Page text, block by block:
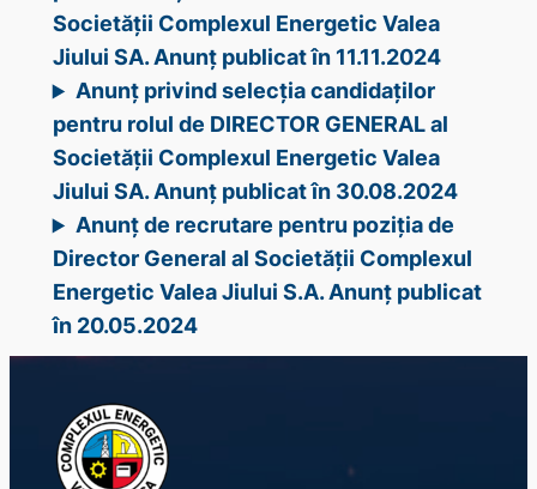
Societății Complexul Energetic Valea
Jiului SA. Anunț publicat în 11.11.2024
Anunț privind selecția candidaților
pentru rolul de DIRECTOR GENERAL al
Societății Complexul Energetic Valea
Jiului SA. Anunț publicat în 30.08.2024
Anunț de recrutare pentru poziția de
Director General al Societății Complexul
Energetic Valea Jiului S.A. Anunț publicat
în 20.05.2024